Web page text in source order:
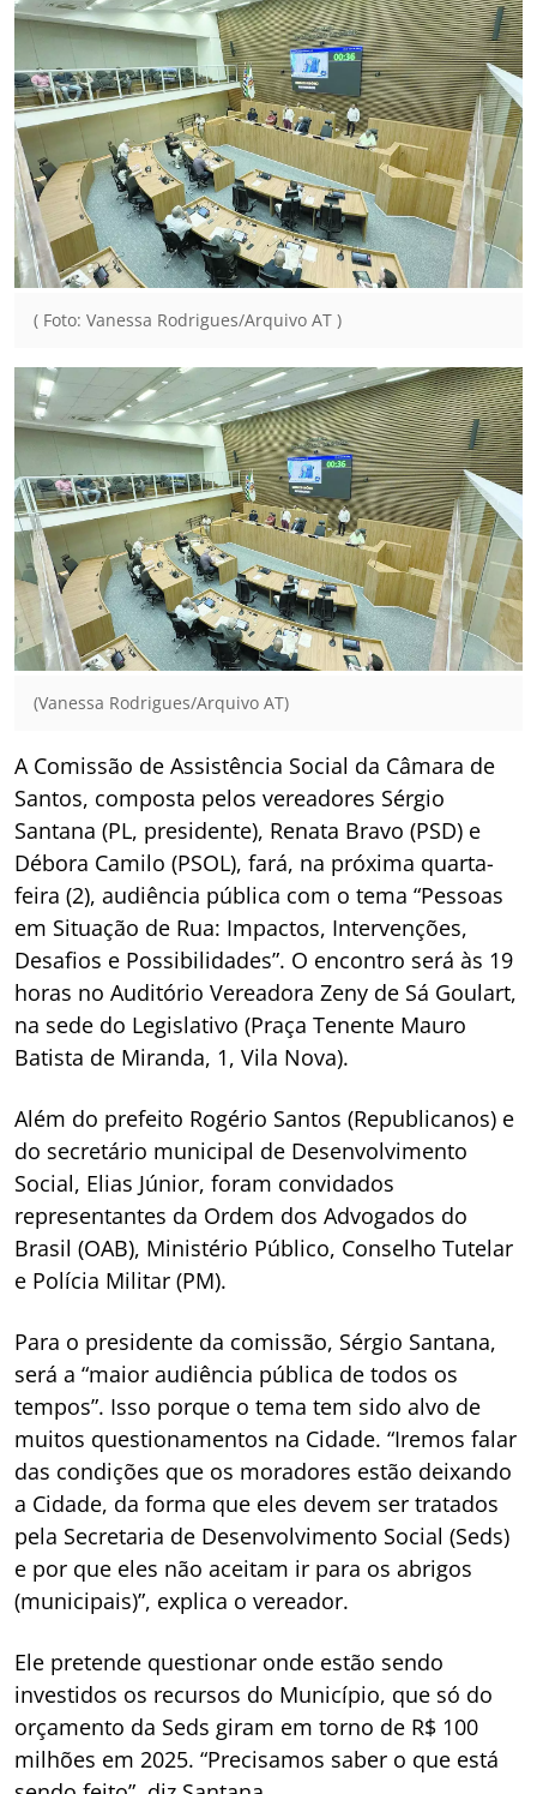
( Foto: Vanessa Rodrigues/Arquivo AT )
(Vanessa Rodrigues/Arquivo AT)
A Comissão de Assistência Social da Câmara de
Santos, composta pelos vereadores Sérgio
Santana (PL, presidente), Renata Bravo (PSD) e
Débora Camilo (PSOL), fará, na próxima quarta-
feira (2), audiência pública com o tema “Pessoas
em Situação de Rua: Impactos, Intervenções,
Desafios e Possibilidades”. O encontro será às 19
horas no Auditório Vereadora Zeny de Sá Goulart,
na sede do Legislativo (Praça Tenente Mauro
Batista de Miranda, 1, Vila Nova).
Além do prefeito Rogério Santos (Republicanos) e
do secretário municipal de Desenvolvimento
Social, Elias Júnior, foram convidados
representantes da Ordem dos Advogados do
Brasil (OAB), Ministério Público, Conselho Tutelar
e Polícia Militar (PM).
Para o presidente da comissão, Sérgio Santana,
será a “maior audiência pública de todos os
tempos”. Isso porque o tema tem sido alvo de
muitos questionamentos na Cidade. “Iremos falar
das condições que os moradores estão deixando
a Cidade, da forma que eles devem ser tratados
pela Secretaria de Desenvolvimento Social (Seds)
e por que eles não aceitam ir para os abrigos
(municipais)”, explica o vereador.
Ele pretende questionar onde estão sendo
investidos os recursos do Município, que só do
orçamento da Seds giram em torno de R$ 100
milhões em 2025. “Precisamos saber o que está